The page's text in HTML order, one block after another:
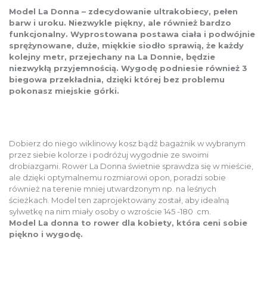
Model La Donna – zdecydowanie ultrakobiecy, pełen
barw i uroku. Niezwykle piękny, ale również bardzo
funkcjonalny. Wyprostowana postawa ciała i podwójnie
sprężynowane, duże, miękkie siodło sprawią, że każdy
kolejny metr, przejechany na La Donnie, będzie
niezwykłą przyjemnością. Wygodę podniesie również 3
biegowa przekładnia, dzięki której bez problemu
pokonasz miejskie górki.
Dobierz do niego wiklinowy kosz bądź bagażnik w wybranym
przez siebie kolorze i podróżuj wygodnie ze swoimi
drobiazgami. Rower La Donna świetnie sprawdza się w mieście,
ale dzięki optymalnemu rozmiarowi opon, poradzi sobie
również na terenie mniej utwardzonym np. na leśnych
ścieżkach. Model ten zaprojektowany został, aby idealną
sylwetkę na nim miały osoby o wzroście 145 -180 cm.
Model La donna to rower dla kobiety, która ceni sobie
piękno i wygodę.